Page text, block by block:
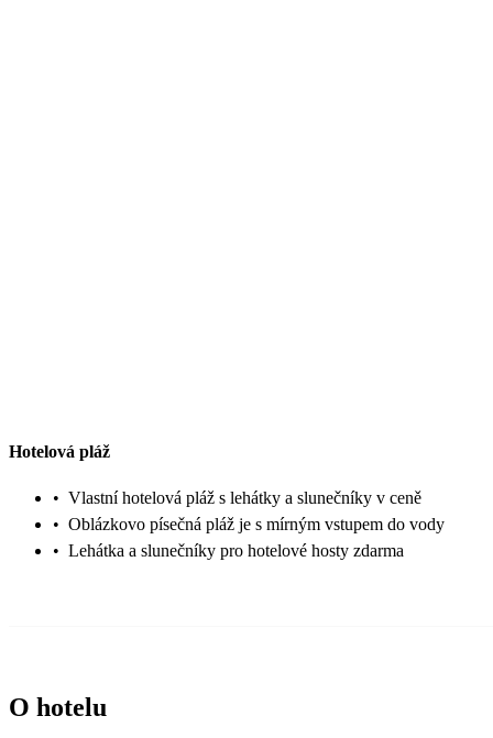
Hotelová pláž
• Vlastní hotelová pláž s lehátky a slunečníky v ceně
• Oblázkovo písečná pláž je s mírným vstupem do vody
• Lehátka a slunečníky pro hotelové hosty zdarma
O hotelu